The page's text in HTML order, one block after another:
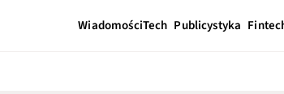
WiadomościTech Publicystyka